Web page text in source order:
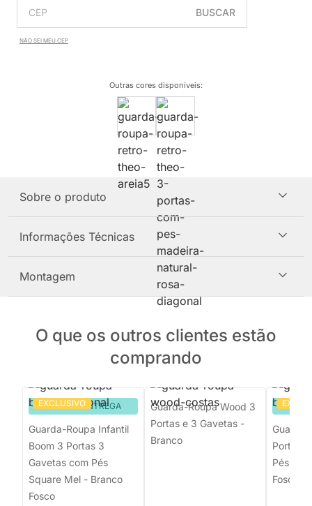
BUSCAR
NÃO SEI MEU CEP
Outras cores disponíveis:
Sobre o produto
Informações Técnicas
Montagem
O que os outros clientes estão
comprando
EXCLUSIVO
PRONTA ENTREGA
Guarda-Roupa Infantil
Boom 3 Portas 3
Gavetas com Pés
Square Mel - Branco
Fosco
Guarda-Roupa Wood 3
Portas e 3 Gavetas -
Branco
Portas
Pés
Fosco